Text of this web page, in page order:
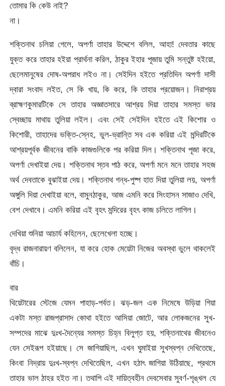
তোমার কি কেউ নাই?
না।
শক্তিনাথ চলিয়া গেলে, অপর্ণা তাহার উদ্দেশে বলিল, আহা! দেবতার কাছে
যুক্ত করে তাহার হইয়া প্রার্থনা করিল, ঠাকুর ইহার পূজায় তুমি সন্তুষ্ট হইয়ো,
ছেলেমানুষের দোষ-অপরাধ লইও না। সেইদিন হইতে প্রতিদিন অপর্ণা দাসী
দ্বারা সংবাদ লইত, সে কি খায়, কি করে, কি তাহার প্রয়োজন। নিরাশ্রয়
ব্রাহ্মণকুমারটিকে সে তাহার অজ্ঞাতসারে আশ্রয় দিয়া তাহার সমস্ত ভার
স্বেচ্ছায় মাথায় তুলিয়া লইল। এবং সেই সেইদিন হইতে এই কিশোর ও
কিশোরী, তাহাদের ভক্তি-স্নেহ, ভুল-ভ্রান্তি সব এক করিয়া এই মন্দিরটিকে
আশ্রয়পূর্বক জীবনের বাকি কাজগুলিকে পর করিয়া দিল। শক্তিনাথ পূজা করে,
অপর্ণা দেখাইয়া দেয়। শক্তিনাথ স্তব পাঠ করে, অপর্ণা মনে মনে তাহার সহজ
অর্থ দেবতাকে বুঝাইয়া দেয়। শক্তিনাথ গন্ধ-পুষ্প হাত দিয়া তুলিয়া লয়, অপর্ণা
অঙ্গুলি দিয়া দেখাইয়া বলে, বামুনঠাকুর, আজ এমনি করে সিংহাসন সাজাও দেখি,
বেশ দেখাবে। এমনি করিয়া এই বৃহৎ মন্দিরের বৃহৎ কাজ চলিতে লাগিল।
দেখিয়া শুনিয়া আচার্য কহিলেন, ছেলেখেলা হচ্ছে।
বৃদ্ধ রাজনারায়ণ বলিলেন, যা করে হোক মেয়েটা নিজের অবস্থা ভুলে থাকলেই
বাঁচি।
বার
থিয়েটারের স্টেজে যেমন পাহাড়-পর্বত। ঝড়-জল এক নিমেষে উড়িয়া গিয়া
একটা মস্ত রাজপ্রাসাদ কোথা হইতে আসিয়া জোটে, আর লোকজনের সুখ-
সম্পদের মাঝে দুঃখ-দৈন্যের সমস্ত চিহ্ন বিলুপ্ত হয়, শক্তিনাথের জীবনেও
যেন সেইরূপ হইয়াছে। সে জাগিয়াছিল, এখন ঘুমাইয়া সুখস্বপ্ন দেখিতেছে,
কিংবা নিদ্রায় দুঃখ-স্বপ্ন দেখিতেছিল, এখন হঠাৎ জাগিয়া উঠিয়াছে, প্রথমে
তাহার ভাল ঠাহর হইত না। তথাপি এই দায়িত্বহীন দেবসেবার সুবর্ণ-শৃঙ্খল যে